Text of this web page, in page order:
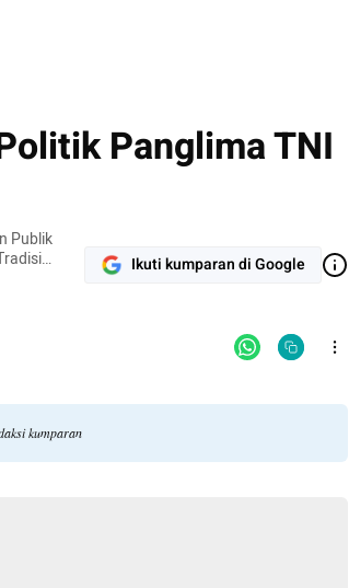
Panglima TNI
Publik
Ikuti kumparan di Google
kumparan